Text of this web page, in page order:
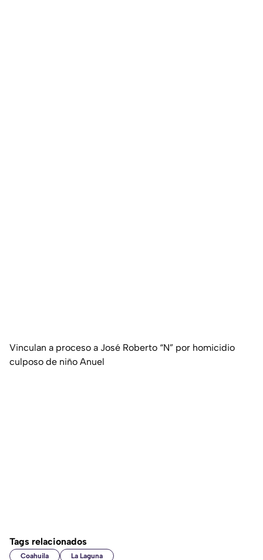
Vinculan a proceso a José Roberto “N” por homicidio
culposo de niño Anuel
Tags relacionados
Coahuila La Laguna